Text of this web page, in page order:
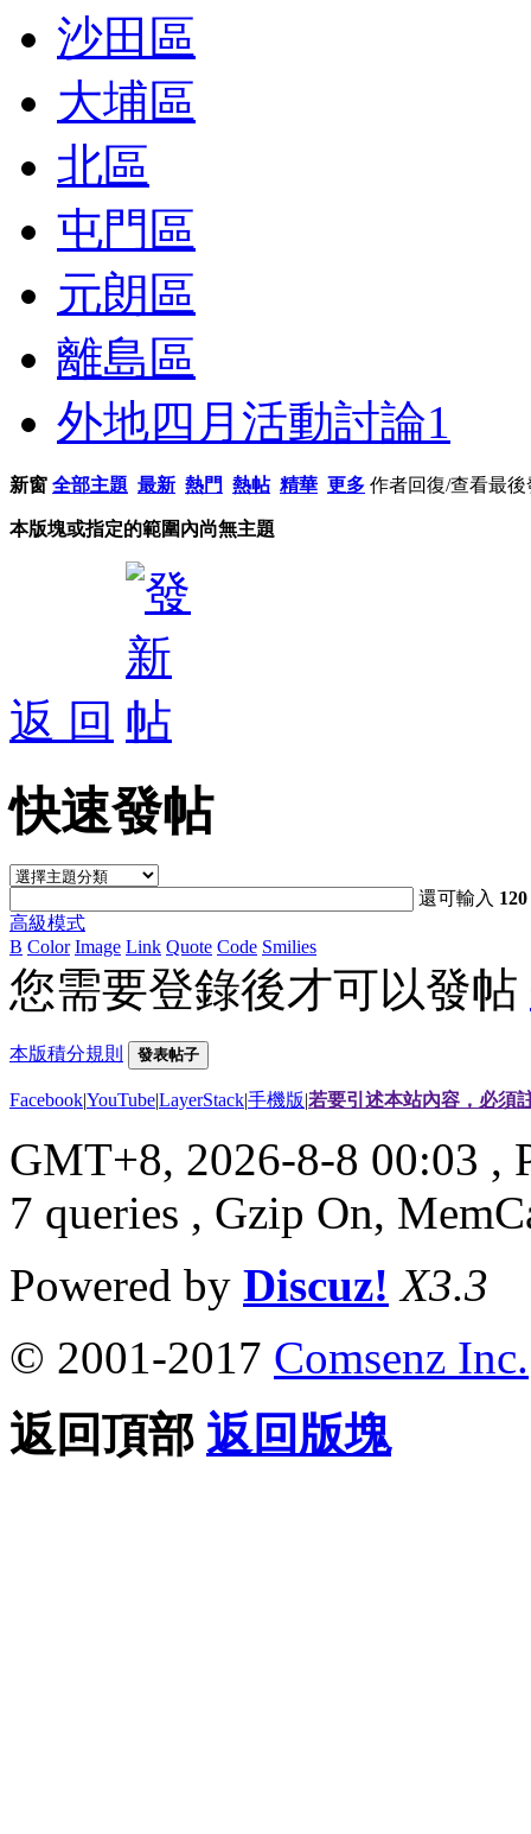
沙田區
大埔區
北區
屯門區
元朗區
離島區
外地四月活動討論1
新窗 全部主題 最新 熱門 熱帖 精華 更多 作者回復/查看最後
本版塊或指定的範圍內尚無主題
返 回
快速發帖
還可輸入 120
高級模式
B Color Image Link Quote Code Smilies
您需要登錄後才可以發帖
本版積分規則 發表帖子
Facebook|YouTube|LayerStack|手機版|若要引述本站內容，必須
GMT+8, 2026-8-8 00:03 ,
7 queries , Gzip On,
Powered by Discuz! X3.3
© 2001-2017 Comsenz Inc.
返回頂部 返回版塊